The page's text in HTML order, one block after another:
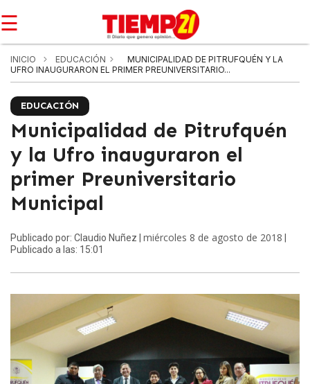
☰
INICIO EDUCACIÓN
MUNICIPALIDAD DE PITRUFQUÉN Y LA
UFRO INAUGURARON EL PRIMER PREUNIVERSITARIO...
EDUCACIÓN
Municipalidad de Pitrufquén
y la Ufro inauguraron el
primer Preuniversitario
Municipal
Publicado por: Claudio Nuñez | miércoles 8 de agosto de 2018
Publicado a las: 15:01